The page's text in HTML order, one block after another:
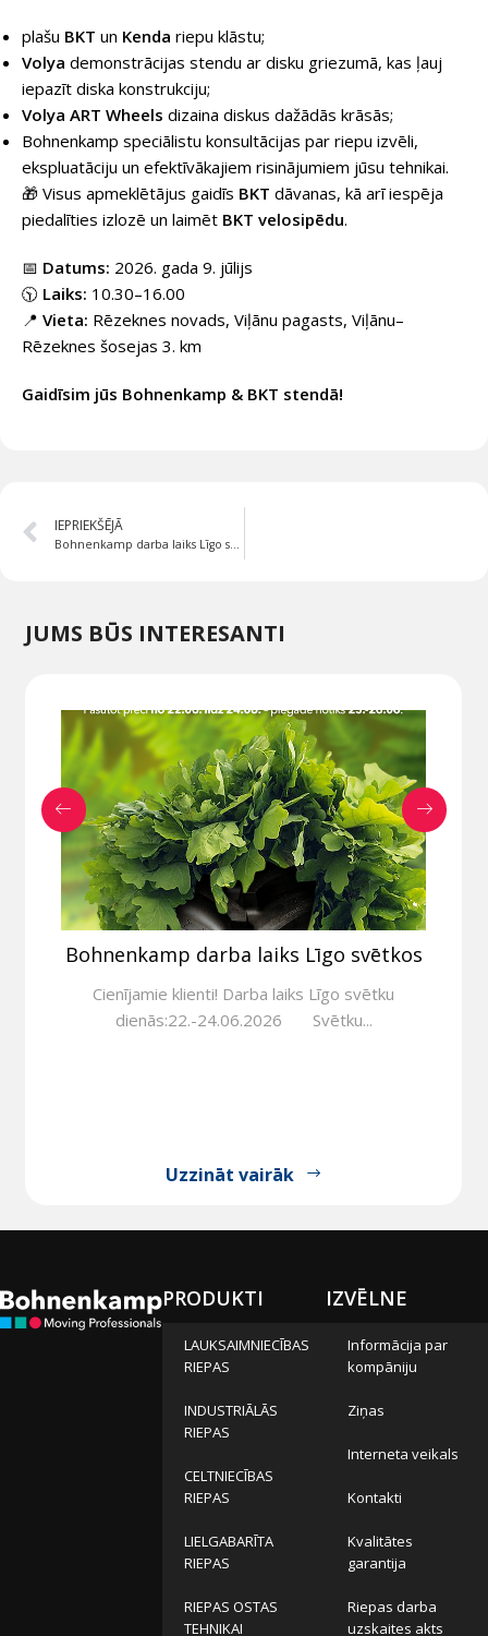
plašu BKT un Kenda riepu klāstu;
Volya demonstrācijas stendu ar disku griezumā, kas ļauj
iepazīt diska konstrukciju;
Volya ART Wheels dizaina diskus dažādās krāsās;
Bohnenkamp speciālistu konsultācijas par riepu izvēli,
ekspluatāciju un efektīvākajiem risinājumiem jūsu tehnikai.
🎁 Visus apmeklētājus gaidīs BKT dāvanas, kā arī iespēja
piedalīties izlozē un laimēt BKT velosipēdu.
📅 Datums: 2026. gada 9. jūlijs
🕥 Laiks: 10.30–16.00
📍 Vieta: Rēzeknes novads, Viļānu pagasts, Viļānu–
Rēzeknes šosejas 3. km
Gaidīsim jūs Bohnenkamp & BKT stendā!
IEPRIEKŠĒJĀ
JUMS BŪS INTERESANTI
Bohnenkamp darba laiks Līgo svētkos
Cienījamie klienti! Darba laiks Līgo svētku
dienās:22.-24.06.2026 Svētku...
Uzzināt vairāk
PRODUKTI
LAUKSAIMNIECĪBAS
RIEPAS
INDUSTRIĀLĀS
RIEPAS
CELTNIECĪBAS
RIEPAS
LIELGABARĪTA
RIEPAS
RIEPAS OSTAS
TEHNIKAI
IZVĒLNE
Informācija par
kompāniju
Ziņas
Interneta veikals
Kontakti
Kvalitātes
garantija
Riepas darba
uzskaites akts